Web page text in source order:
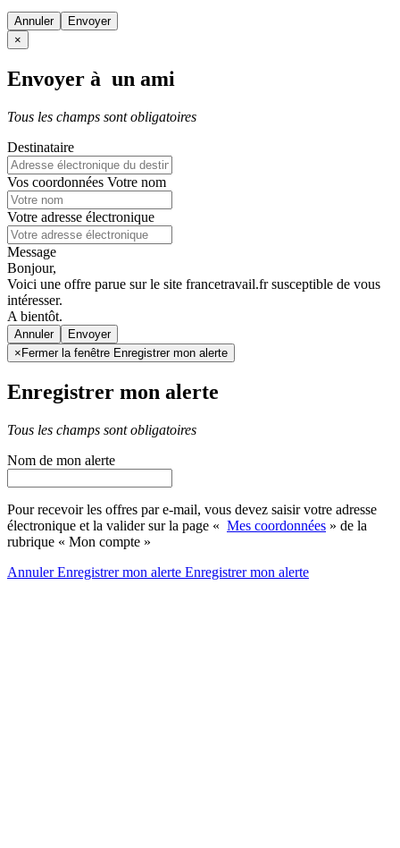
Annuler
×
Envoyer à un ami
Tous les champs sont obligatoires
Destinataire
Vos coordonnées Votre nom
Votre adresse électronique
Message
Bonjour,
Voici une offre parue sur le site francetravail.fr susceptible de vous
intéresser.
A bientôt.
Annuler
× Fermer la fenêtre Enregistrer mon alerte
Enregistrer mon alerte
Tous les champs sont obligatoires
Nom de mon alerte
Pour recevoir les offres par e-mail, vous devez saisir votre adresse
électronique et la valider sur la page « Mes coordonnées » de la
rubrique « Mon compte »
AnnulerEnregistrer mon alerte Enregistrermon alerte